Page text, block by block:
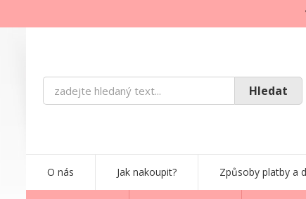
O nás Jak nakoupit? Způsoby platby a
Hledat